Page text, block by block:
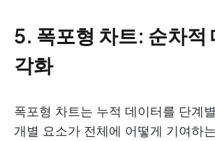
5. 폭포형 차트: 순차적
각화
폭포형 차트는 누적 데이터를 단계
개별 요소가 전체에 어떻게 기여하